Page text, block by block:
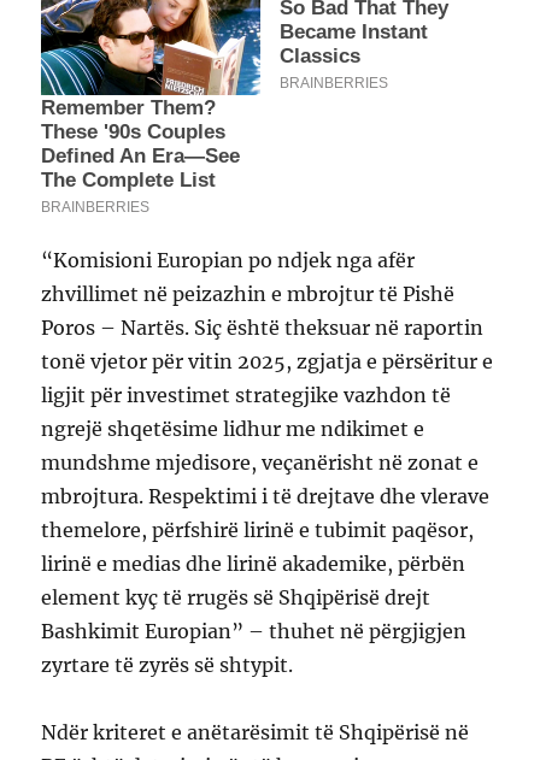
“Komisioni Europian po ndjek nga afër
zhvillimet në peizazhin e mbrojtur të Pishë
Poros – Nartës. Siç është theksuar në raportin
tonë vjetor për vitin 2025, zgjatja e përsëritur e
ligjit për investimet strategjike vazhdon të
ngrejë shqetësime lidhur me ndikimet e
mundshme mjedisore, veçanërisht në zonat e
mbrojtura. Respektimi i të drejtave dhe vlerave
themelore, përfshirë lirinë e tubimit paqësor,
lirinë e medias dhe lirinë akademike, përbën
element kyç të rrugës së Shqipërisë drejt
Bashkimit Europian” – thuhet në përgjigjen
zyrtare të zyrës së shtypit.
Ndër kriteret e anëtarësimit të Shqipërisë në